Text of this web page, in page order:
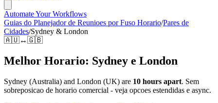
Automate Your Workflows
Guias do Planejador de Reunioes por Fuso Horario/Pares de
Cidades/Sydney & London
🇦🇺↔🇬🇧
Melhor Horario: Sydney e London
Sydney (Australia) and London (UK) are 10 hours apart. Sem
sobreposicao de horario comercial - veja opcoes estendidas e async.